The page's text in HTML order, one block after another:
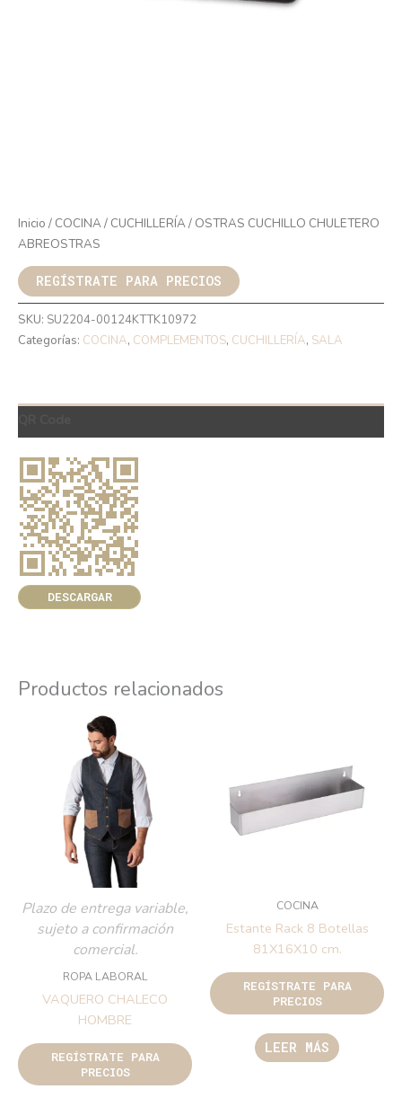
Inicio / COCINA/ CUCHILLERÍA/ OSTRAS CUCHILLO CHULETERO
ABREOSTRAS
REGÍSTRATE PARA PRECIOS
SKU: SU2204-00124KTTK10972
Categorías: COCINA, COMPLEMENTOS, CUCHILLERÍA, SALA
DESCARGAR
Productos relacionados
Plazo de entrega variable,
sujeto a confirmación
comercial.
ROPA LABORAL
VAQUERO CHALECO
HOMBRE
REGÍSTRATE PARA
PRECIOS
COCINA
Estante Rack 8 Botellas
81X16X10 cm.
REGÍSTRATE PARA
PRECIOS
LEER MÁS